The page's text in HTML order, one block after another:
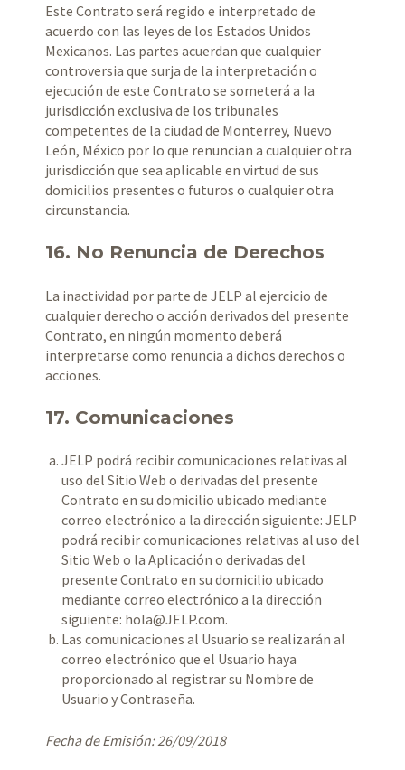
Este Contrato será regido e interpretado de
acuerdo con las leyes de los Estados Unidos
Mexicanos. Las partes acuerdan que cualquier
controversia que surja de la interpretación o
ejecución de este Contrato se someterá a la
jurisdicción exclusiva de los tribunales
competentes de la ciudad de Monterrey, Nuevo
León, México por lo que renuncian a cualquier otra
jurisdicción que sea aplicable en virtud de sus
domicilios presentes o futuros o cualquier otra
circunstancia.
16. No Renuncia de Derechos
La inactividad por parte de JELP al ejercicio de
cualquier derecho o acción derivados del presente
Contrato, en ningún momento deberá
interpretarse como renuncia a dichos derechos o
acciones.
17. Comunicaciones
JELP podrá recibir comunicaciones relativas al
uso del Sitio Web o derivadas del presente
Contrato en su domicilio ubicado mediante
correo electrónico a la dirección siguiente: JELP
podrá recibir comunicaciones relativas al uso del
Sitio Web o la Aplicación o derivadas del
presente Contrato en su domicilio ubicado
mediante correo electrónico a la dirección
siguiente: hola@JELP.com.
Las comunicaciones al Usuario se realizarán al
correo electrónico que el Usuario haya
proporcionado al registrar su Nombre de
Usuario y Contraseña.
Fecha de Emisión: 26/09/2018